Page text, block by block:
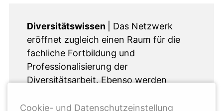
Diversitätswissen
| Das Netzwerk
eröffnet zugleich einen Raum für die
fachliche Fortbildung und
Professionalisierung der
Diversitätsarbeit. Ebenso werden
und Weiterbildungsangebote für
Cookie- und Datenschutzeinstellung